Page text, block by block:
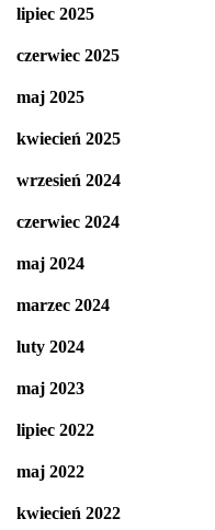
lipiec 2025
czerwiec 2025
maj 2025
kwiecień 2025
wrzesień 2024
czerwiec 2024
maj 2024
marzec 2024
luty 2024
maj 2023
lipiec 2022
maj 2022
kwiecień 2022